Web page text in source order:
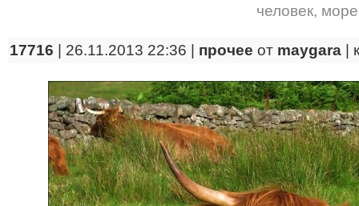
человек, море
17716 | 26.11.2013 22:36 | прочее от maygara